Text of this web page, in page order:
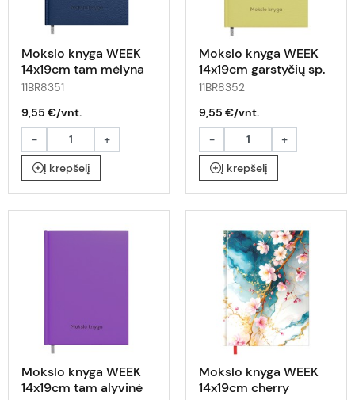
Mokslo knyga WEEK
14x19cm tam mėlyna
11BR8351
9,55 €/vnt.
-
+
Į krepšelį
Mokslo knyga WEEK
14x19cm garstyčių sp.
11BR8352
9,55 €/vnt.
-
+
Į krepšelį
Mokslo knyga WEEK
14x19cm tam alyvinė
Mokslo knyga WEEK
14x19cm cherry